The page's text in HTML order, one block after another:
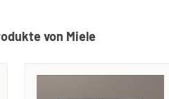
von Miele